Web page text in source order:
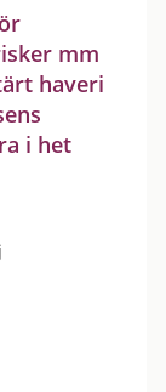
mm
haveri
i het